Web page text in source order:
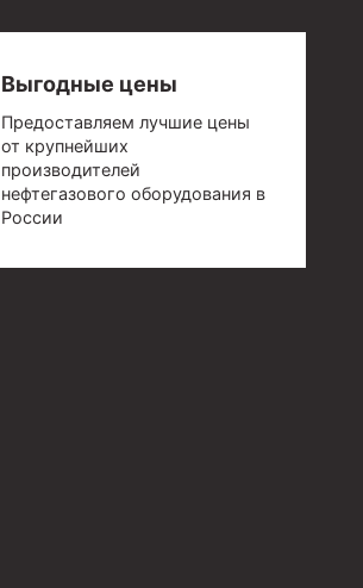
Выгодные цены
Предоставляем лучшие цены
от крупнейших
производителей
нефтегазового оборудования в
России